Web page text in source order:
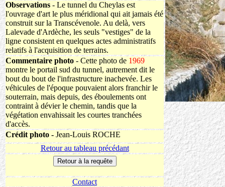
Observations - Le tunnel du Cheylas est
l'ouvrage d'art le plus méridional qui ait jamais été
construit sur la Transcévenole. Au delà, vers
Lalevade d'Ardèche, les seuls "vestiges" de la
ligne consistent en quelques actes administratifs
relatifs à l'acquisition de terrains.
Commentaire photo - Cette photo de 1969
montre le portail sud du tunnel, autrement dit le
bout du bout de l'infrastructure inachevée. Les
véhicules de l'époque pouvaient alors franchir le
souterrain, mais depuis, des éboulements ont
contraint à dévier le chemin, tandis que la
végétation envahissait les courtes tranchées
d'accès.
Crédit photo - Jean-Louis ROCHE
Retour au tableau précédant
Contact